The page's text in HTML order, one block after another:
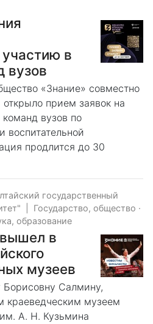
в
вузов
«Знание» совместно
прием заявок на
команд вузов по
воспитательной
продлится до 30
государственный
Государство, общество ·
образование
в
музеев
Салмину,
музеем
А. Н. Кузьмина